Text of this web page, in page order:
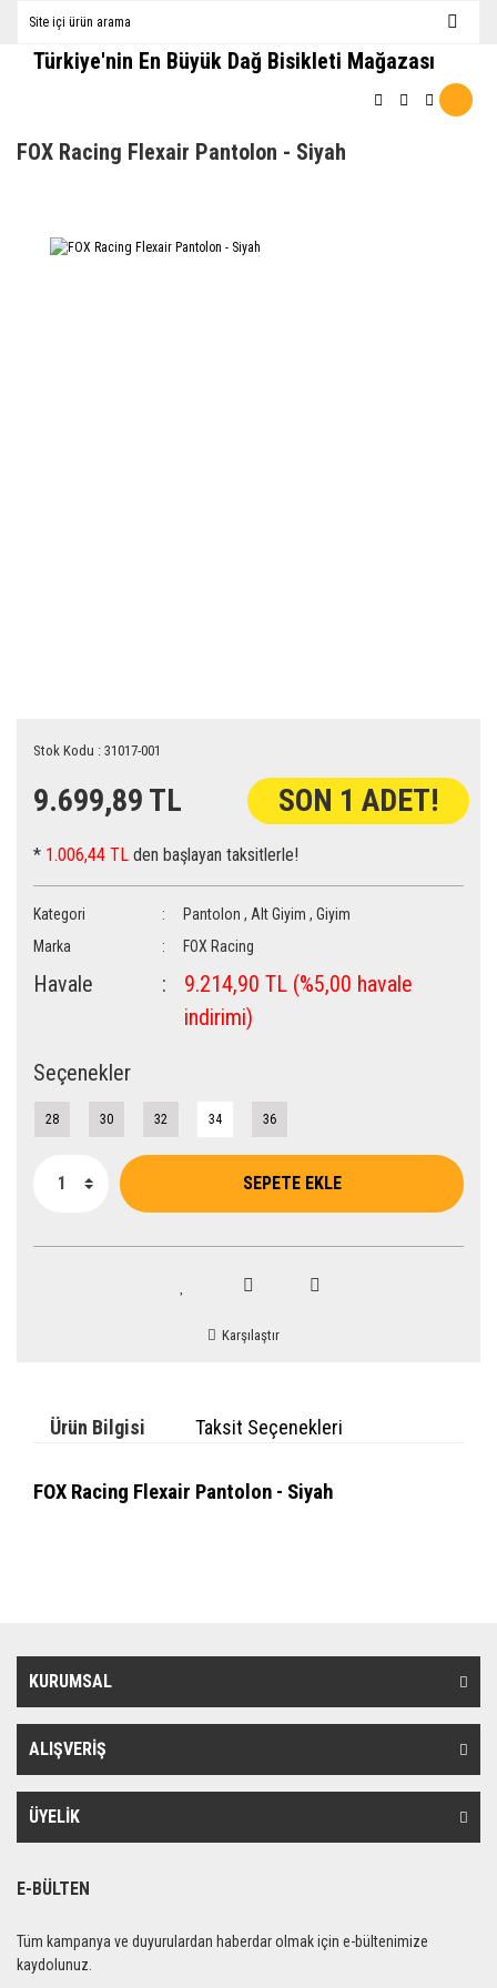
Türkiye'nin En Büyük Dağ Bisikleti Mağazası
FOX Racing Flexair Pantolon - Siyah
Stok Kodu : 31017-001
9.699,89 TL SON 1 ADET!
* 1.006,44 TL den başlayan taksitlerle!
Kategori Pantolon , Alt Giyim ,Giyim
Marka
FOX Racing
Havale
9.214,90 TL (%5,00 havale
indirimi)
Seçenekler
28 30 32 34 36
SEPETE EKLE
Karşılaştır
Ürün Bilgisi Taksit Seçenekleri
FOX Racing Flexair Pantolon - Siyah
KURUMSAL
ALIŞVERİŞ
ÜYELİK
E-BÜLTEN
Tüm kampanya ve duyurulardan haberdar olmak için e-bültenimize
kaydolunuz.